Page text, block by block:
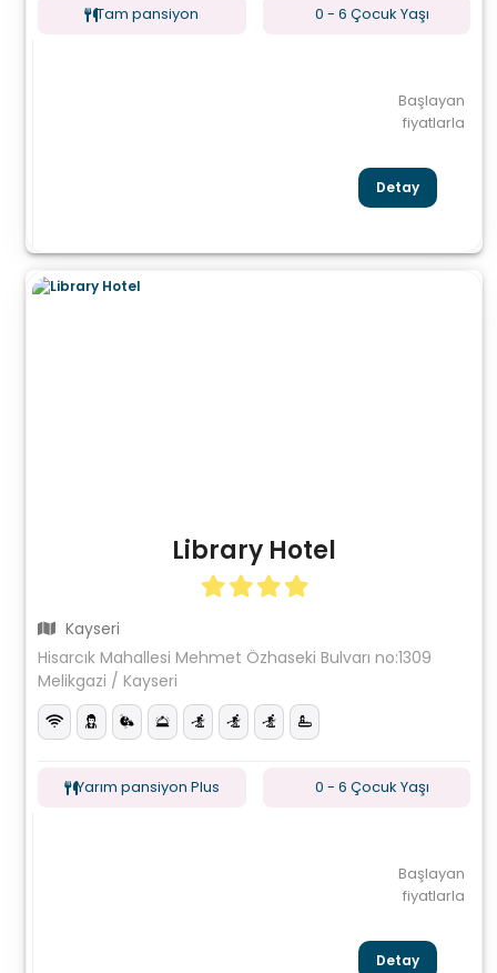
Tam pansiyon 0 - 6 Çocuk Yaşı
Başlayan
fiyatlarla
Detay
Library Hotel
Kayseri
Hisarcık Mahallesi Mehmet Özhaseki Bulvarı no:1309
Melikgazi / Kayseri
Yarım pansiyon Plus 0 - 6 Çocuk Yaşı
Başlayan
fiyatlarla
Detay